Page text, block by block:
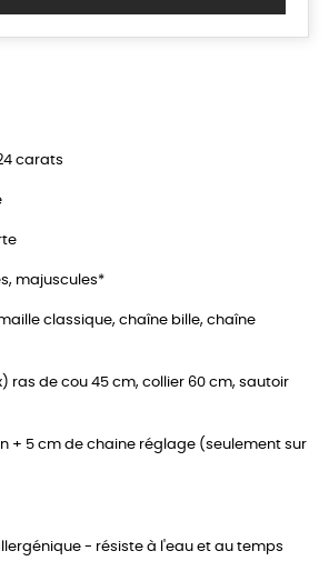
carats
majuscules*
classique, chaîne bille, chaîne
ras de cou 45 cm, collier 60 cm, sautoir
+ 5 cm de chaine réglage (seulement sur
- résiste à l'eau et au temps